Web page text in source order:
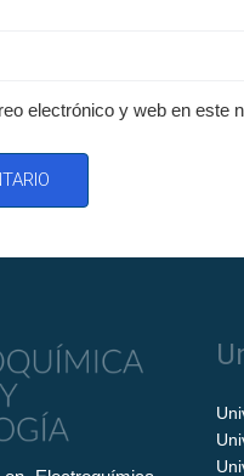
electrónico y web en este